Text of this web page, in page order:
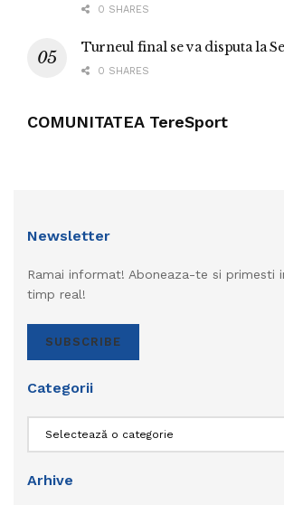
0 SHARES
Turneul final se va disputa la
0 SHARES
COMUNITATEA TereSport
Newsletter
Ramai informat! Aboneaza-te si primesti
timp real!
SUBSCRIBE
Categorii
Arhive